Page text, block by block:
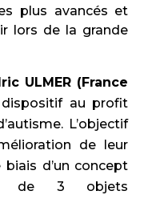
plus avancés et
lors de la grande
ULMER (France
dispositif au profit
L’objectif
de leur
d’un concept
de 3 objets